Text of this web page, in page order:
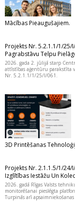
Mācības Pieaugušajiem.
Projekts Nr. 5.2.1.1/1/25/
Pagrabstāvu Telpu
2026. gada 2. jūlijā starp
attīstības aģentūru parakstīta
Nr. 5.2.1.1/1/25/I/061.
3D Printēšanas
Projekts Nr. 2.1.1.5/1/24/
Izglītības Iestāžu Un
2026. gadā Rīgas Valsts
monitorēšanai pieslēgta
Turpinās arī